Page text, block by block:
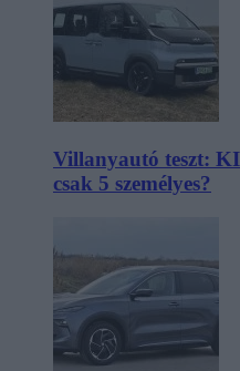
Villanyautó teszt:
csak 5 személyes?